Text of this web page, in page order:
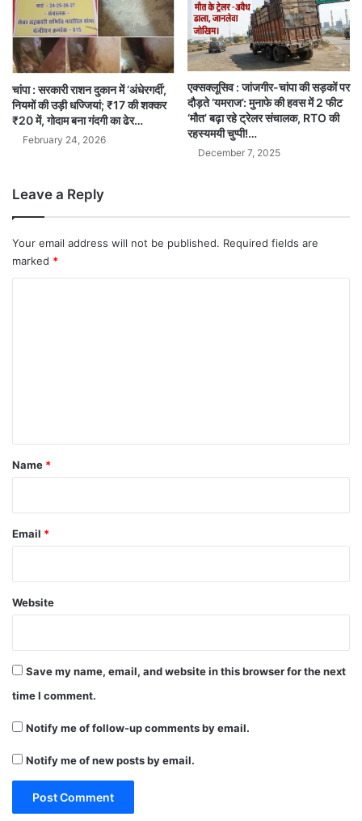
चांपा : सरकारी राशन दुकान में ‘अंधेरगर्दी’,
नियमों की उड़ी धज्जियां; ₹17 की शक्कर
₹20 में, गोदाम बना गंदगी का ढेर…
February 24, 2026
एक्सक्लूसिव : जांजगीर-चांपा की सड़कों पर
दौड़ते ‘यमराज’: मुनाफे की हवस में 2 फीट
‘मौत’ बढ़ा रहे ट्रेलर संचालक, RTO की
रहस्यमयी चुप्पी!…
December 7, 2025
Leave a Reply
Your email address will not be published. Required fields are
marked *
*
Name *
Email *
Website
Save my name, email, and website in this browser for the next
time I comment.
Notify me of follow-up comments by email.
Notify me of new posts by email.